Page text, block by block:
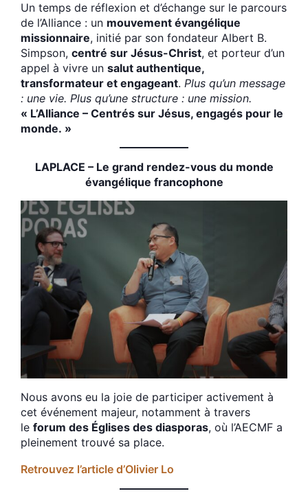
Un temps de réflexion et d’échange sur le parcours
de l’Alliance : un mouvement évangélique
missionnaire, initié par son fondateur Albert B.
Simpson, centré sur Jésus-Christ, et porteur d’un
appel à vivre un salut authentique,
transformateur et engageant. Plus qu’un message
: une vie. Plus qu’une structure : une mission.
« L’Alliance – Centrés sur Jésus, engagés pour le
monde. »
LAPLACE – Le grand rendez-vous du monde
évangélique francophone
Nous avons eu la joie de participer activement à
cet événement majeur, notamment à travers
le forum des Églises des diasporas, où l’AECMF a
pleinement trouvé sa place.
Retrouvez l’article d’Olivier Lo